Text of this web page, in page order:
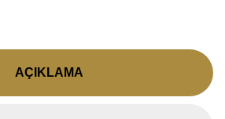
AÇIKLAMA